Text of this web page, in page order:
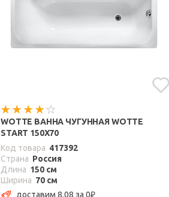
WOTTE ВАННА ЧУГУННАЯ WOTTE
START 150Х70
Код товара 417392
Страна Россия
Длина 150 см
Ширина 70 см
доставим 8.08 за 0₽